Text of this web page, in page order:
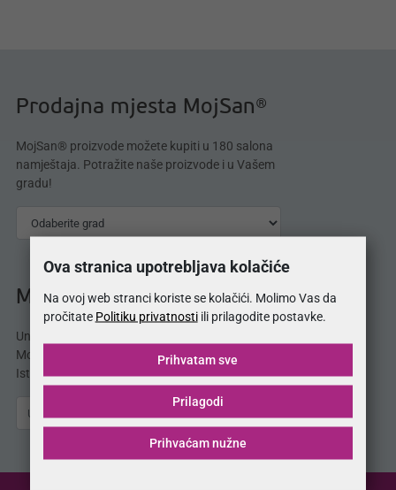
Prodajna mjesta MojSan®
MojSan® proizvode možete kupiti u 180 salona
namještaja. Potražite naše proizvode i u Vašem
gradu!
MojSan® katalog
Unesite svoju e-mail adresu i odmah dobijate
MojSan® katalog proizvoda direktno u svoj inbox.
Istražite ponudu madraca, kreveta, jastuka i više.
Ova stranica upotrebljava kolačiće
Na ovoj web stranci koriste se kolačići. Molimo Vas da
pročitate Politiku privatnostiili prilagodite postavke.
Prihvaćam nužne
Prilagodi
Prihvatam sve